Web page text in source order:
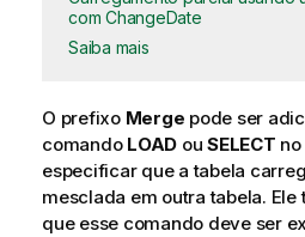
com ChangeDate
Saiba mais
O prefixo Merge pode ser
comando LOAD ou SELECT
especificar que a tabela
mesclada em outra tabela.
que esse comando deve ser